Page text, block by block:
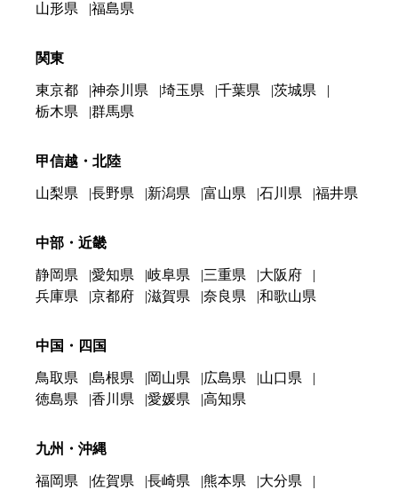
山形県
福島県
関東
東京都 神奈川県 埼玉県 千葉県
茨城県
栃木県
群馬県
甲信越・北陸
山梨県 長野県 新潟県 富山県 石川県 福井県
中部・近畿
静岡県 愛知県 岐阜県 三重県
大阪府
兵庫県
京都府 滋賀県 奈良県 和歌山県
中国・四国
鳥取県 島根県 岡山県 広島県
山口県
徳島県
香川県 愛媛県 高知県
九州・沖縄
福岡県 佐賀県 長崎県 熊本県
大分県